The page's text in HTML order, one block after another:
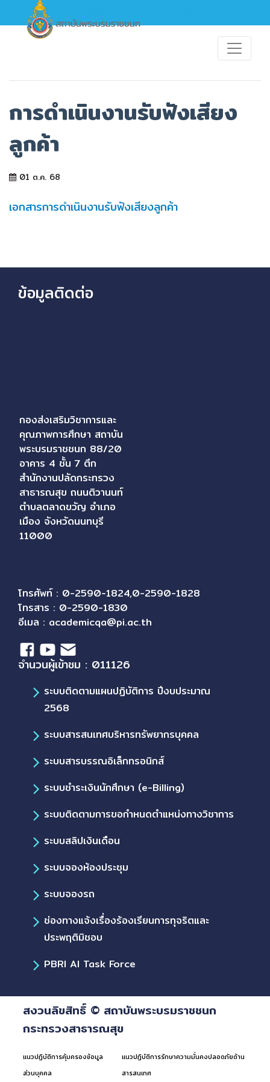
การดำเนินงานรับฟังเสียง
ลูกค้า
01 ต.ค. 68
เอกสารการดำเนินงานรับฟังเสียงลูกค้า
ข้อมูลติดต่อ
กองส่งเสริมวิชาการและ
คุณภาพการศึกษา สถาบัน
พระบรมราชชนก 88/20
อาคาร 4 ชั้น 7 ตึก
สำนักงานปลัดกระทรวง
สาธารณสุข ถนนติวานนท์
ตำบลตลาดขวัญ อำเภอ
เมือง จังหวัดนนทบุรี
11000
โทรศัพท์ : 0-2590-1824,0-2590-1828
โทรสาร : 0-2590-1830
อีเมล : academicqa@pi.ac.th
จำนวนผู้เข้าชม : 011126
ระบบติดตามแผนปฏิบัติการ ปีงบประมาณ
2568
ระบบสารสนเทศบริหารทรัพยากรบุคคล
ระบบสารบรรณอิเล็กทรอนิกส์
ระบบชำระเงินนักศึกษา (e-Billing)
ระบบติดตามการขอกำหนดตำแหน่งทางวิชาการ
ระบบสลิปเงินเดือน
ระบบจองห้องประชุม
ระบบจองรถ
ช่องทางแจ้งเรื่องร้องเรียนการทุจริตและ
ประพฤติมิชอบ
PBRI AI Task Force
สงวนลิขสิทธิ์ © สถาบันพระบรมราชชนก
กระทรวงสาธารณสุข
แนวปฏิบัติการคุ้มครองข้อมูล
ส่วนบุคคล
แนวปฏิบัติการรักษาความมั่นคงปลอดภัยด้าน
สารสนเทศ